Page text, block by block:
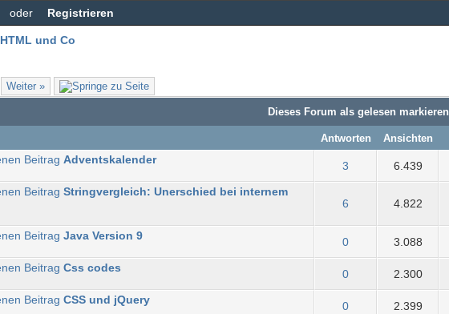
oder Registrieren
HTML und Co
Weiter »
Dieses Forum als gelesen markieren
Antworten Ansichten
Adventskalender 3 6.439
Stringvergleich: Unerschied bei internem
6 4.822
Java Version 9 0 3.088
Css codes 0 2.300
CSS und jQuery 0 2.399